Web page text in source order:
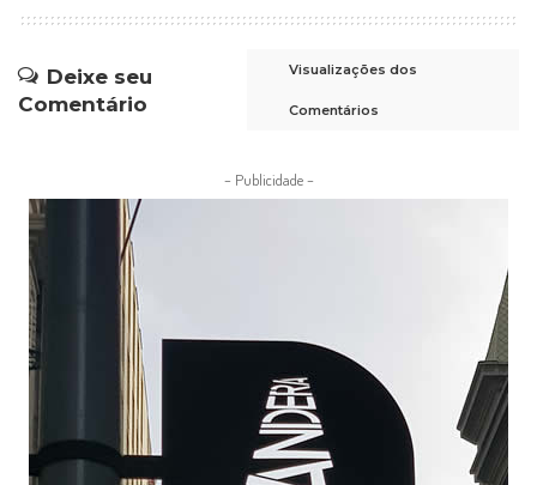
Deixe seu
Comentário
Visualizações dos
Comentários
– Publicidade –